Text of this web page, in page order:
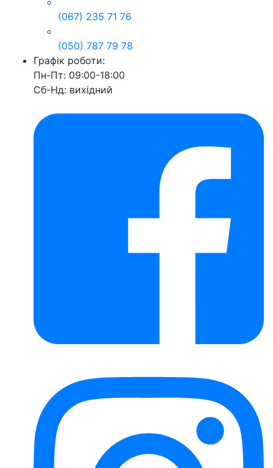
(067) 235 71 76
(050) 787 79 78
Графік роботи:
Пн-Пт: 09:00-18:00
Сб-Нд: вихідний